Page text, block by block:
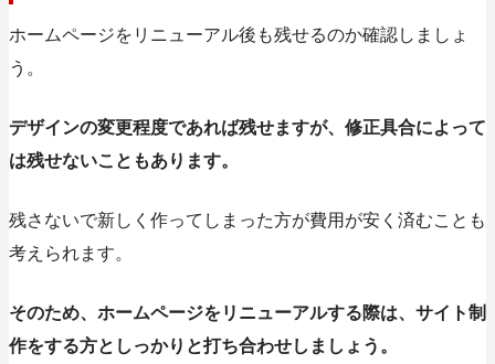
ホームページをリニューアル後も残せるのか確認しましょ
う。
デザインの変更程度であれば残せますが、修正具合によって
は残せないこともあります。
残さないで新しく作ってしまった方が費用が安く済むことも
考えられます。
そのため、ホームページをリニューアルする際は、サイト制
作をする方としっかりと打ち合わせしましょう。